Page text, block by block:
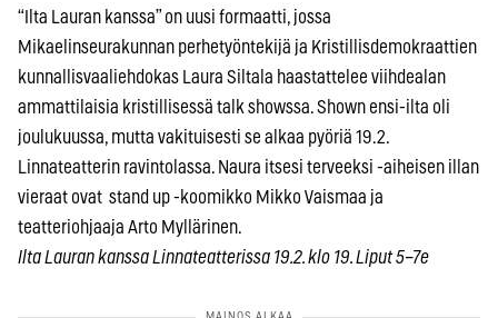
“Ilta Lauran kanssa” on uusi formaatti, jossa
Mikaelinseurakunnan perhetyöntekijä ja Kristillisdemokraattien
kunnallisvaaliehdokas Laura Siltala haastattelee viihdealan
ammattilaisia kristillisessä talk showssa. Shown ensi-ilta oli
joulukuussa, mutta vakituisesti se alkaa pyöriä 19.2.
Linnateatterin ravintolassa. Naura itsesi terveeksi -aiheisen illan
vieraat ovat stand up -koomikko Mikko Vaismaa ja
teatteriohjaaja Arto Myllärinen.
Ilta Lauran kanssa Linnateatterissa 19.2. klo 19. Liput 5–7e